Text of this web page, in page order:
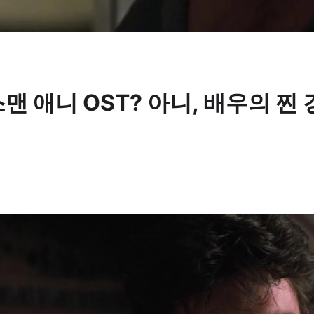
맨 애니 OST? 아니, 배우의 찐